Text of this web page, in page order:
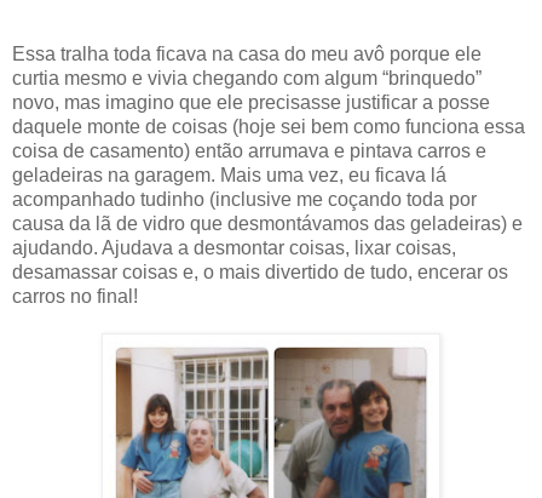
Essa tralha toda ficava na casa do meu avô porque ele
curtia mesmo e vivia chegando com algum “brinquedo”
novo, mas imagino que ele precisasse justificar a posse
daquele monte de coisas (hoje sei bem como funciona essa
coisa de casamento) então arrumava e pintava carros e
geladeiras na garagem. Mais uma vez, eu ficava lá
acompanhado tudinho (inclusive me coçando toda por
causa da lã de vidro que desmontávamos das geladeiras) e
ajudando. Ajudava a desmontar coisas, lixar coisas,
desamassar coisas e, o mais divertido de tudo, encerar os
carros no final!